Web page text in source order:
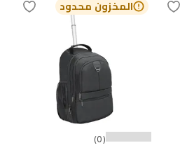
المخزون محدود
(0)